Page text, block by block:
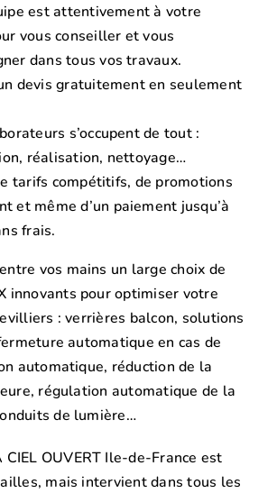
est attentivement à votre
vous conseiller et vous
dans tous vos travaux.
devis gratuitement en seulement
s’occupent de tout :
réalisation, nettoyage…
tarifs compétitifs, de promotions
et même d’un paiement jusqu’à
frais.
vos mains un large choix de
innovants pour optimiser votre
: verrières balcon, solutions
automatique en cas de
automatique, réduction de la
régulation automatique de la
de lumière…
OUVERT Ile-de-France est
mais intervient dans tous les